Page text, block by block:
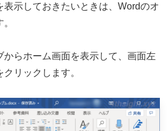
表示しておきたいときは、Wordのオ
からホーム画面を表示して、画面左
リックします。